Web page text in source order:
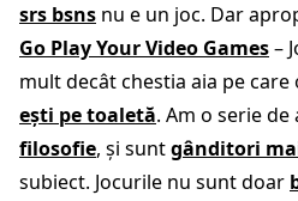
srs bsns nu e un joc. Dar
Go Play Your Video Games–
mult decât chestia aia pe care
ești pe toaletă. Am o serie
filosofie, și suntgânditori
subiect. Jocurile nu sunt doar